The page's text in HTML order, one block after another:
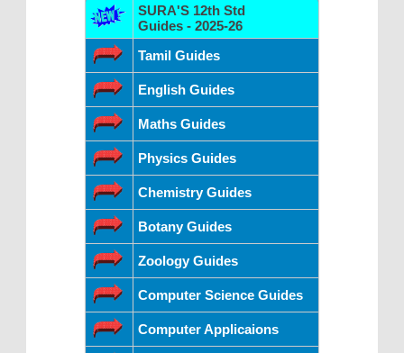
SURA'S 12th Std
Guides - 2025-26
Tamil Guides
English Guides
Maths Guides
Physics Guides
Chemistry Guides
Botany Guides
Zoology Guides
Computer Science Guides
Computer Applicaions